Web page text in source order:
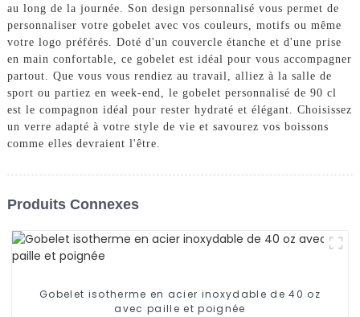
au long de la journée. Son design personnalisé vous permet de
personnaliser votre gobelet avec vos couleurs, motifs ou même
votre logo préférés. Doté d'un couvercle étanche et d'une prise
en main confortable, ce gobelet est idéal pour vous accompagner
partout. Que vous vous rendiez au travail, alliez à la salle de
sport ou partiez en week-end, le gobelet personnalisé de 90 cl
est le compagnon idéal pour rester hydraté et élégant. Choisissez
un verre adapté à votre style de vie et savourez vos boissons
comme elles devraient l'être.
Produits Connexes
Gobelet isotherme en acier inoxydable de 40 oz
avec paille et poignée